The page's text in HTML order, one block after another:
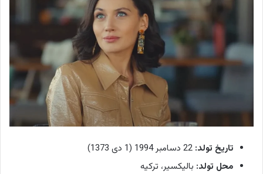
تاریخ تولد:
محل تولد: بالیکسیر، ترکیه